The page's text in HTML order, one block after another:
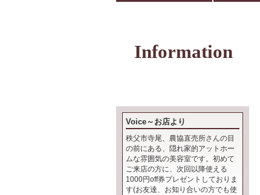
Information
Voice～お店より
秩父市寺尾、農協直売所さんの目
の前にある、隠れ家的アットホー
ムな雰囲気の美容室です。初めて
ご来店の方に、次回以降使える
1000円off券プレゼントしておりま
す(お友達、お知り合いの方でも使